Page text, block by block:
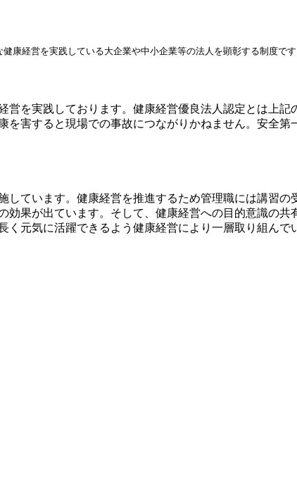
康経営を実践している大企業や中小企業等の法人を顕彰する制度です
を実践しております。健康経営優良法人認定とは上記
害すると現場での事故につながりかねません。安全第
ています。健康経営を推進するため管理職には講習の
果が出ています。そして、健康経営への目的意識の共
元気に活躍できるよう健康経営により一層取り組んで